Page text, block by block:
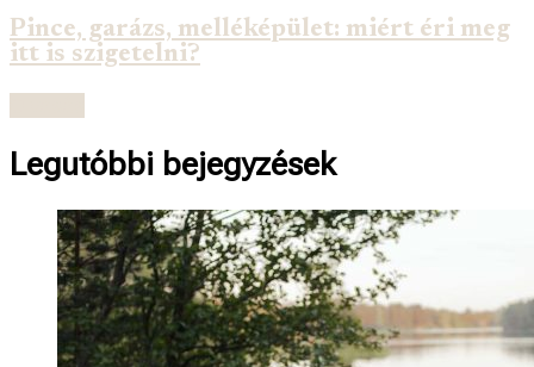
Pince, garázs, melléképület: miért éri meg
itt is szigetelni?
Legutóbbi bejegyzések